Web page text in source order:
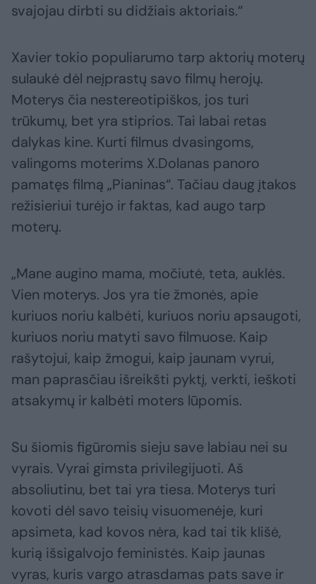
svajojau dirbti su didžiais aktoriais.“
Xavier tokio populiarumo tarp aktorių moterų
sulaukė dėl neįprastų savo filmų herojų.
Moterys čia nestereotipiškos, jos turi
trūkumų, bet yra stiprios. Tai labai retas
dalykas kine. Kurti filmus dvasingoms,
valingoms moterims X.Dolanas panoro
pamatęs filmą „Pianinas“. Tačiau daug įtakos
režisieriui turėjo ir faktas, kad augo tarp
moterų.
„Mane augino mama, močiutė, teta, auklės.
Vien moterys. Jos yra tie žmonės, apie
kuriuos noriu kalbėti, kuriuos noriu apsaugoti,
kuriuos noriu matyti savo filmuose. Kaip
rašytojui, kaip žmogui, kaip jaunam vyrui,
man paprasčiau išreikšti pyktį, verkti, ieškoti
atsakymų ir kalbėti moters lūpomis.
Su šiomis figūromis sieju save labiau nei su
vyrais. Vyrai gimsta privilegijuoti. Aš
absoliutinu, bet tai yra tiesa. Moterys turi
kovoti dėl savo teisių visuomenėje, kuri
apsimeta, kad kovos nėra, kad tai tik klišė,
kurią išsigalvojo feministės. Kaip jaunas
vyras, kuris vargo atrasdamas pats save ir